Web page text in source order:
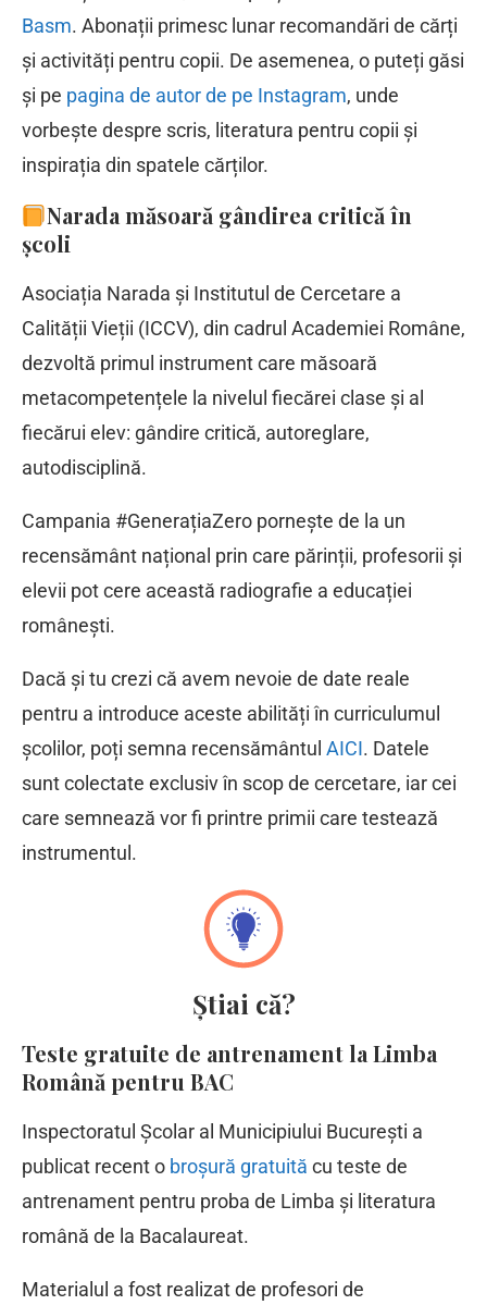
Basm. Abonații primesc lunar recomandări de cărți
și activități pentru copii. De asemenea, o puteți găsi
și pe pagina de autor de pe Instagram, unde
vorbește despre scris, literatura pentru copii și
inspirația din spatele cărților.
Narada măsoară gândirea critică în
școli
Asociația Narada și Institutul de Cercetare a
Calității Vieții (ICCV), din cadrul Academiei Române,
dezvoltă primul instrument care măsoară
metacompetențele la nivelul fiecărei clase și al
fiecărui elev: gândire critică, autoreglare,
autodisciplină.
Campania #GenerațiaZero pornește de la un
recensământ național prin care părinții, profesorii și
elevii pot cere această radiografie a educației
românești.
Dacă și tu crezi că avem nevoie de date reale
pentru a introduce aceste abilități în curriculumul
școlilor, poți semna recensământul AICI. Datele
sunt colectate exclusiv în scop de cercetare, iar cei
care semnează vor fi printre primii care testează
instrumentul.
Știai că?
Teste gratuite de antrenament la Limba
Română pentru BAC
Inspectoratul Școlar al Municipiului București a
publicat recent o broșură gratuită cu teste de
antrenament pentru proba de Limba și literatura
română de la Bacalaureat.
Materialul a fost realizat de profesori de